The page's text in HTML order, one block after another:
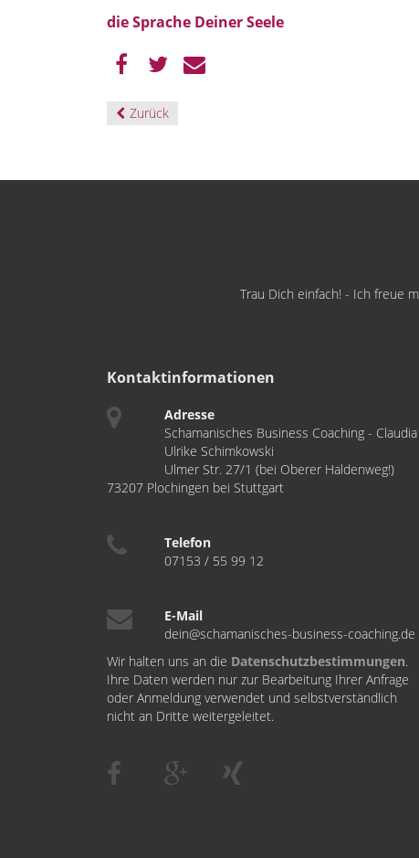
die Sprache Deiner Seele
Zurück
Trau Dich einfach! - Ich freue
Kontaktinformationen
Adresse
Schamanisches Business Coaching - Claudia
Ulrike Schimkowski
Ulmer Str. 27/1 (bei Oberer Haldenweg!)
73207 Plochingen bei Stuttgart
Telefon
07153 / 55 99 12
E-Mail
dein@schamanisches-business-coaching.de
Wir halten uns an die Datenschutzbestimmungen.
Ihre Daten werden nur zur Bearbeitung Ihrer Anfrage
oder Anmeldung verwendet und selbstverständlich
nicht an Dritte weitergeleitet.